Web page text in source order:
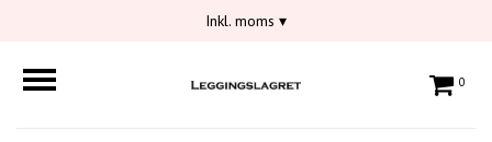
Inkl. moms ▾
0